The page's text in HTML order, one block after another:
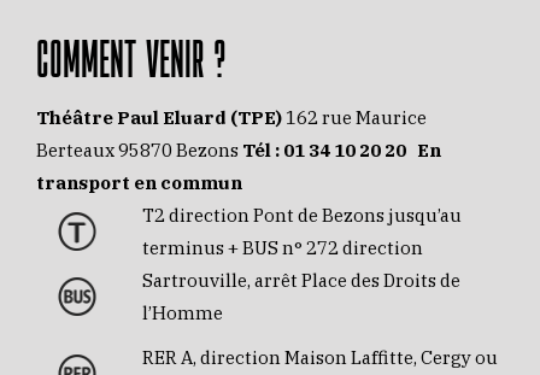
COMMENT VENIR ?
Théâtre Paul Eluard (TPE) 162 rue Maurice
Berteaux 95870 Bezons Tél : 01 34 10 20 20 En
transport en commun
T2 direction Pont de Bezons jusqu’au
terminus + BUS n° 272 direction
Sartrouville, arrêt Place des Droits de
l’Homme
RER A, direction Maison Laffitte, Cergy ou